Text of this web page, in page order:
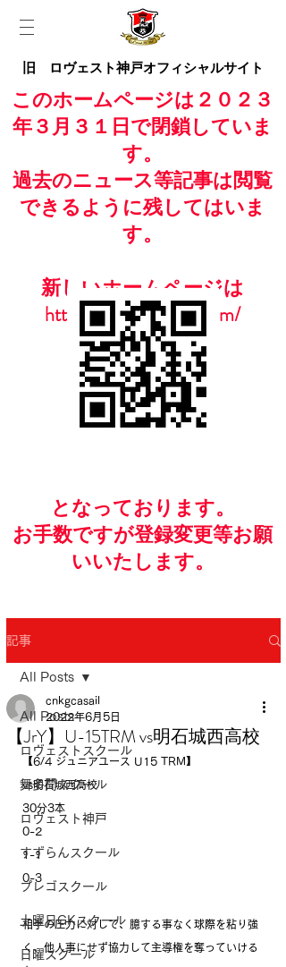
旧 ロヴェスト神戸オフィシャルサイト
このホームページは２０２３
年３月３１日で閉鎖していま
す。
過去のニュース等記事は閲覧
できるように残してはいま
す。
新しいホームページは
https://www.casailfc.com/
​となっております。
お手数ですが​登録変更等お願
いいたします。
記事
All Posts
ロヴェストスクール
舞多聞スクール
ロヴェスト神戸
すずらんスクール
プレゴスクール
土曜日GKスクール
日曜スクール
All Posts
【JrY】U-15TRM vs明石城西高校
cnkgcasail
2022年6月5日
【6/4 ジュニアユース U15 TRM】
vs明石城西高校
30分3本
0-2
1-1
0-3
相手の圧力に対して、臆する事なく球際を粘り強
く、他人事にせず協力して主導権を奪っていける